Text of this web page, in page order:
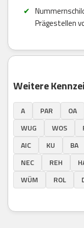
Prägestellen
Weitere
A PAR OA
WUG
WOS
AIC
KU BA
NEC
REH
WÜM
ROL